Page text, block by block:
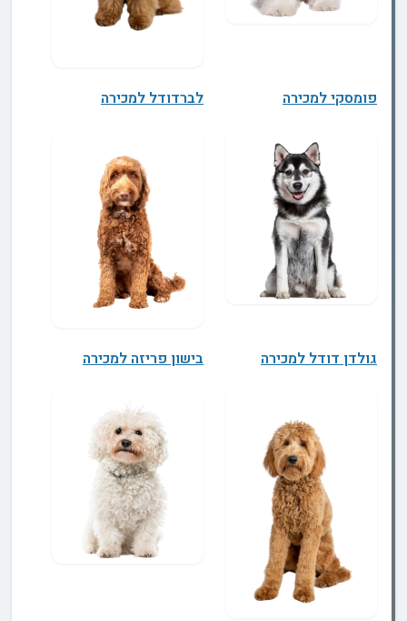
פומסקי למכירה לברדודל למכירה
גולדן דודל למכירה בישון פריזה למכירה